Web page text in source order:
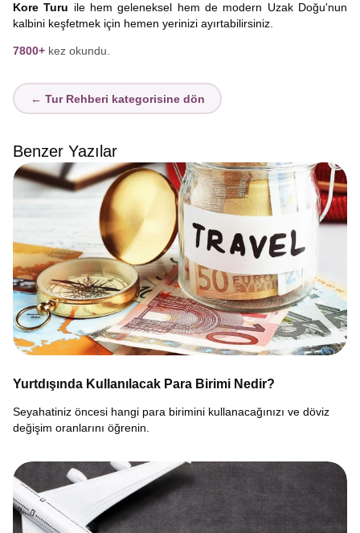
Kore Turu ile hem geleneksel hem de modern Uzak Doğu'nun
kalbini keşfetmek için hemen yerinizi ayırtabilirsiniz.
7800+ kez okundu.
← Tur Rehberi kategorisine dön
Benzer Yazılar
Yurtdışında Kullanılacak Para Birimi Nedir?
Seyahatiniz öncesi hangi para birimini kullanacağınızı ve döviz
değişim oranlarını öğrenin.